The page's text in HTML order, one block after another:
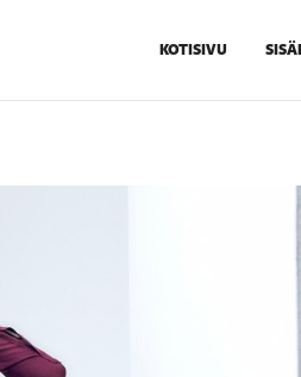
KOTISIVU